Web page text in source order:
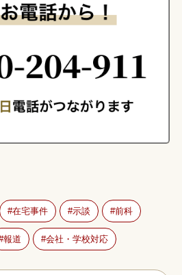
在宅事件 示談 前科
報道 会社・学校対応